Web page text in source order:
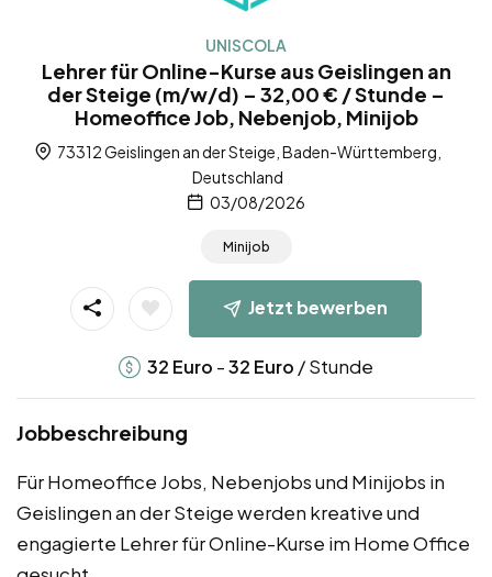
UNISCOLA
Lehrer für Online-Kurse aus Geislingen an
der Steige (m/w/d) – 32,00 € / Stunde –
Homeoffice Job, Nebenjob, Minijob
73312 Geislingen an der Steige, Baden-Württemberg,
Deutschland
03/08/2026
Minijob
Jetzt bewerben
32 Euro -32 Euro / Stunde
Jobbeschreibung
Für Homeoffice Jobs, Nebenjobs und Minijobs in
Geislingen an der Steige werden kreative und
engagierte Lehrer für Online-Kurse im Home Office